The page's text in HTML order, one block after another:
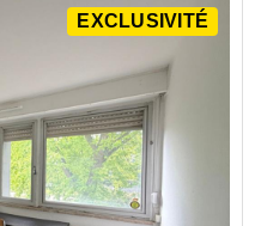
EXCLUSIVITÉ